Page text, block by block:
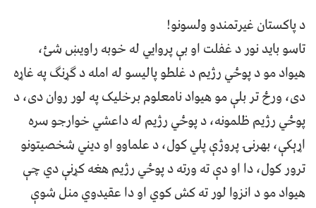
د پاکستان غيرتمندو ولسونو!
تاسو بايد نور د غفلت او بې پروايي له خوبه راويښ شئ،
هيواد مو د پوځي رژيم د غلطو پاليسو له امله د ګړنګ په غاړه
دی، ورځ تر بلې مو هيواد نامعلوم برخليک په لور روان دی، د
پوځي رژيم ظلمونه، د پوځي رژيم له داعشي خوارجو سره
اړېکې، بهرنۍ پروژې پلي کول، د علماوو او ديني شخصيتونو
ترور کول، دا او دې ته ورته د پوځي رژيم هغه کړنې دي چې
هيواد مو د انزوا لور ته کش کوي او دا عقيدوي منل شوې